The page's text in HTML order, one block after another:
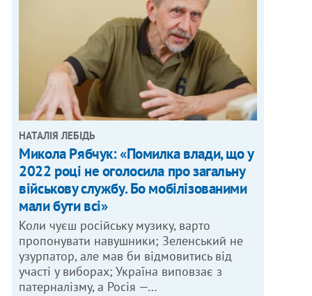
НАТАЛІЯ ЛЕБІДЬ
Микола Рябчук: «Помилка влади, що у
2022 році не оголосила про загальну
військову службу. Бо мобілізованими
мали бути всі»
Коли чуєш російську музику, варто
пропонувати навушники; Зеленський не
узурпатор, але мав би відмовитись від
участі у виборах; Україна виповзає з
патерналізму, а Росія —…